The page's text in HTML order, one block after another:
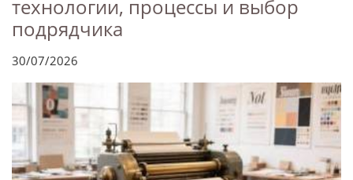
технологии, процессы и выбор
подрядчика
30/07/2026